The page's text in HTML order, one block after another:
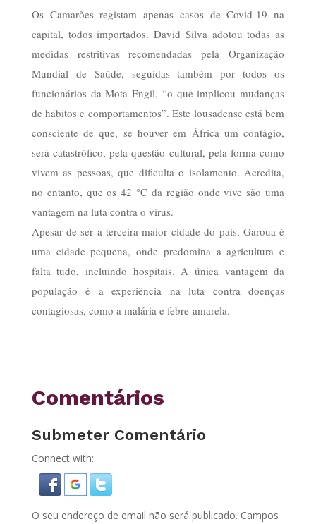
Os Camarões registam apenas casos de Covid-19 na
capital, todos importados. David Silva adotou todas as
medidas restritivas recomendadas pela Organização
Mundial de Saúde, seguidas também por todos os
funcionários da Mota Engil, “o que implicou mudanças
de hábitos e comportamentos”. Este lousadense está bem
consciente de que, se houver em África um contágio,
será catastrófico, pela questão cultural, pela forma como
vivem as pessoas, que dificulta o isolamento. Acredita,
no entanto, que os 42 °C da região onde vive são uma
vantagem na luta contra o vírus.
Apesar de ser a terceira maior cidade do país, Garoua é
uma cidade pequena, onde predomina a agricultura e
falta tudo, incluindo hospitais. A única vantagem da
população é a experiência na luta contra doenças
contagiosas, como a malária e febre-amarela.
Comentários
Submeter Comentário
Connect with:
O seu endereço de email não será publicado. Campos